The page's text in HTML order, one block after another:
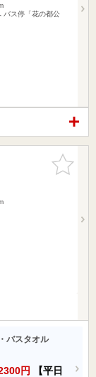
バス停「花の都公
お気に入
りに追加
バスタオル
円
【平日